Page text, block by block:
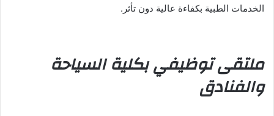
الخدمات الطبية بكفاءة عالية دون تأثر.
ملتقى توظيفي بكلية السياحة
والفنادق